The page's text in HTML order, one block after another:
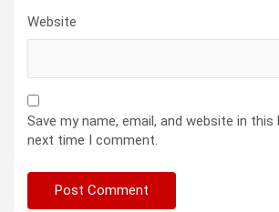
Website
Save my name, email, and website in
next time I comment.